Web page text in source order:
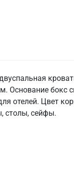
Основание
отелей. Цвет
столы, сейфы.